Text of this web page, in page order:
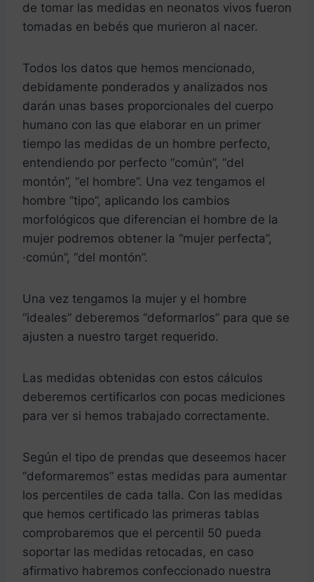
de tomar las medidas en neonatos vivos fueron
tomadas en bebés que murieron al nacer.
Todos los datos que hemos mencionado,
debidamente ponderados y analizados nos
darán unas bases proporcionales del cuerpo
humano con las que elaborar en un primer
tiempo las medidas de un hombre perfecto,
entendiendo por perfecto “común”, “del
montón”, “el hombre”. Una vez tengamos el
hombre “tipo”, aplicando los cambios
morfológicos que diferencian el hombre de la
mujer podremos obtener la “mujer perfecta”,
·común”, “del montón”.
Una vez tengamos la mujer y el hombre
“ideales” deberemos “deformarlos” para que se
ajusten a nuestro target requerido.
Las medidas obtenidas con estos cálculos
deberemos certificarlos con pocas mediciones
para ver si hemos trabajado correctamente.
Según el tipo de prendas que deseemos hacer
“deformaremos” estas medidas para aumentar
los percentiles de cada talla. Con las medidas
que hemos certificado las primeras tablas
comprobaremos que el percentil 50 pueda
soportar las medidas retocadas, en caso
afirmativo habremos confeccionado nuestra